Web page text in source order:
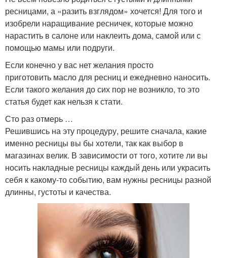
ресницами, а «разить взглядом» хочется! Для того и
изобрели наращивание ресничек, которые можно
нарастить в салоне или наклеить дома, самой или с
помощью мамы или подруги.
Если конечно у вас нет желания просто
приготовить масло для ресниц и ежедневно наносить.
Если такого желания до сих пор не возникло, то это
статья будет как нельзя к стати.
Сто раз отмерь …
Решившись на эту процедуру, решите сначала, какие
именно ресницы вы бы хотели, так как выбор в
магазинах велик. В зависимости от того, хотите ли вы
носить накладные ресницы каждый день или украсить
себя к какому-то событию, вам нужны ресницы разной
длинны, густоты и качества.